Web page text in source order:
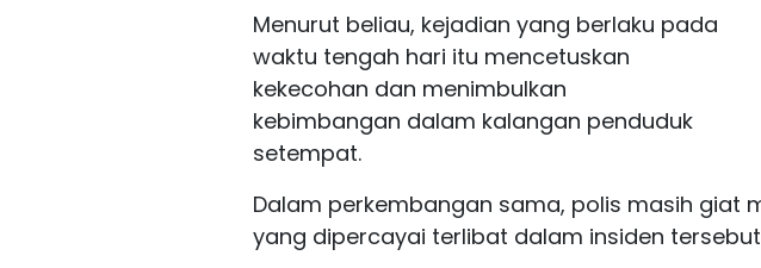
Menurut beliau, kejadian yang berlaku pada
waktu tengah hari itu mencetuskan
kekecohan dan menimbulkan
kebimbangan dalam kalangan penduduk
setempat.
Dalam perkembangan sama, polis masih giat
yang dipercayai terlibat dalam insiden